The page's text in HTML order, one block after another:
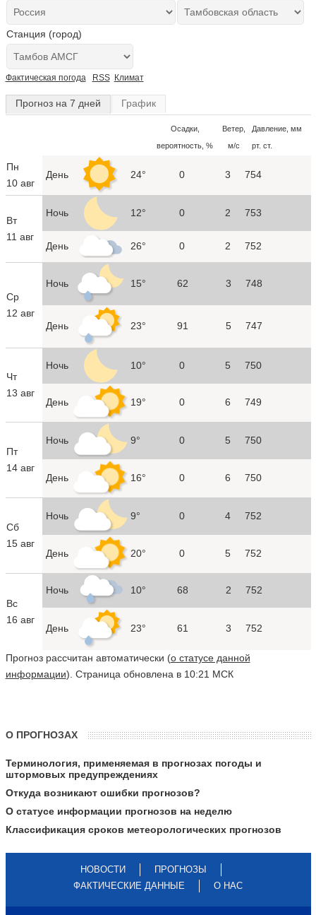
Станция (город)
Фактическая погода RSS Климат
Прогноз на 7 дней График
Осадки,
вероятность, %
Ветер,
м/с
Давление, мм
рт. ст.
Пн
10 авг
День 24° 0 3 754
Вт
11 авг
Ночь 12° 0 2 753
День 26° 0 2 752
Ср
12 авг
Ночь 15° 62 3 748
День 23° 91 5 747
Чт
13 авг
Ночь 10° 0 5 750
День 19° 0 6 749
Пт
14 авг
Ночь 9° 0 5 750
День 16° 0 6 750
Сб
15 авг
Ночь 9° 0 4 752
День 20° 0 5 752
Вс
16 авг
Ночь 10° 68 2 752
День 23° 61 3 752
Прогноз рассчитан автоматически (о статусе данной
информации). Страница обновлена в 10:21 МСК
О ПРОГНОЗАХ
Терминология, применяемая в прогнозах погоды и
штормовых предупреждениях
Откуда возникают ошибки прогнозов?
О статусе информации прогнозов на неделю
Классификация сроков метеорологических прогнозов
НОВОСТИ
ПРОГНОЗЫ
ФАКТИЧЕСКИЕ ДАННЫЕ
О НАС